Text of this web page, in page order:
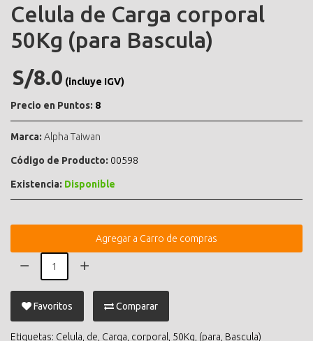
Celula de Carga corporal
50Kg (para Bascula)
S/8.0 (incluye IGV)
Precio en Puntos: 8
Marca: Alpha Taiwan
Código de Producto: 00598
Existencia: Disponible
Agregar a Carro de compras
Favoritos Comparar
Etiquetas: Celula de Carga corporal 50Kg (para Bascula)